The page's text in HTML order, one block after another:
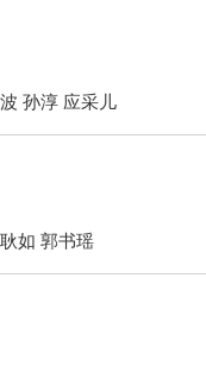
的地上，还小看她
芬芳吃，林越端着
这是在侮辱她，她
里的孩子来要挟江
芬芳在上海。林越
她爬完后发现是肥
声音后晕倒过去，
建英母女，她知道
里冲着荣芬芳大
，林兴民听到外面
管闲事。 江建英醒
累所致，江建英知
自己患上了白血
袋里。江母希望她
孙淳 应采儿
如 郭书瑶